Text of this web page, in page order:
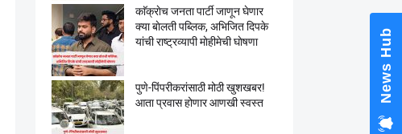
काॅक्राेच जनता पार्टी जाणून घेणार
क्या बाेलती पब्लिक, अभिजित दिपके
यांची राष्ट्रव्यापी माेहीमेची घाेषणा
पुणे-पिंपरीकरांसाठी मोठी खुशखबर!
आता प्रवास होणार आणखी स्वस्त
News Hub